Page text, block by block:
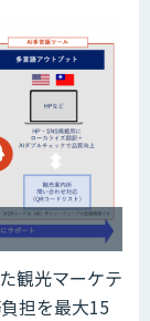
観光マーケテ
担を最大15